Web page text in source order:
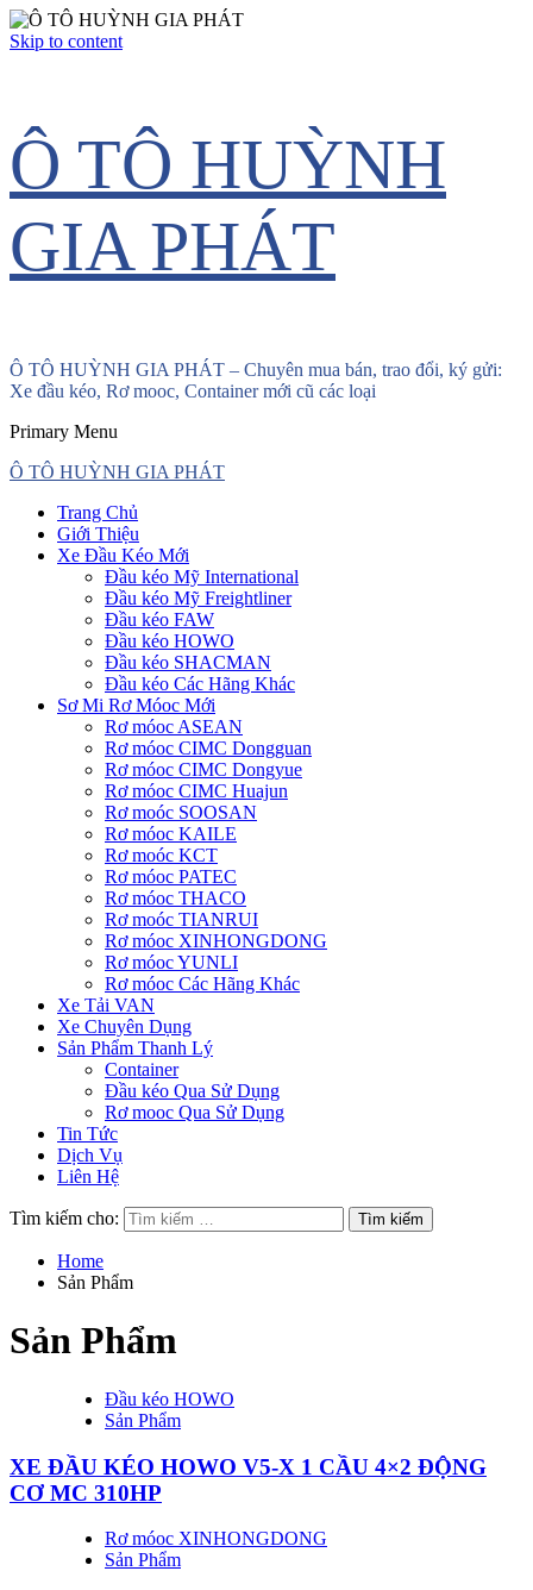
Skip to content
Ô TÔ HUỲNH
GIA PHÁT
Ô TÔ HUỲNH GIA PHÁT – Chuyên mua bán, trao đổi, ký gửi:
Xe đầu kéo, Rơ mooc, Container mới cũ các loại
Primary Menu
Ô TÔ HUỲNH GIA PHÁT
Trang Chủ
Giới Thiệu
Xe Đầu Kéo Mới
Đầu kéo Mỹ International
Đầu kéo Mỹ Freightliner
Đầu kéo FAW
Đầu kéo HOWO
Đầu kéo SHACMAN
Đầu kéo Các Hãng Khác
Sơ Mi Rơ Móoc Mới
Rơ móoc ASEAN
Rơ móoc CIMC Dongguan
Rơ móoc CIMC Dongyue
Rơ móoc CIMC Huajun
Rơ moóc SOOSAN
Rơ móoc KAILE
Rơ moóc KCT
Rơ móoc PATEC
Rơ móoc THACO
Rơ moóc TIANRUI
Rơ móoc XINHONGDONG
Rơ móoc YUNLI
Rơ móoc Các Hãng Khác
Xe Tải VAN
Xe Chuyên Dụng
Sản Phẩm Thanh Lý
Container
Đầu kéo Qua Sử Dụng
Rơ mooc Qua Sử Dụng
Tin Tức
Dịch Vụ
Liên Hệ
Tìm kiếm cho:
Home
Sản Phẩm
Sản Phẩm
Đầu kéo HOWO
Sản Phẩm
XE ĐẦU KÉO HOWO V5-X 1 CẦU 4×2 ĐỘNG
CƠ MC 310HP
Rơ móoc XINHONGDONG
Sản Phẩm